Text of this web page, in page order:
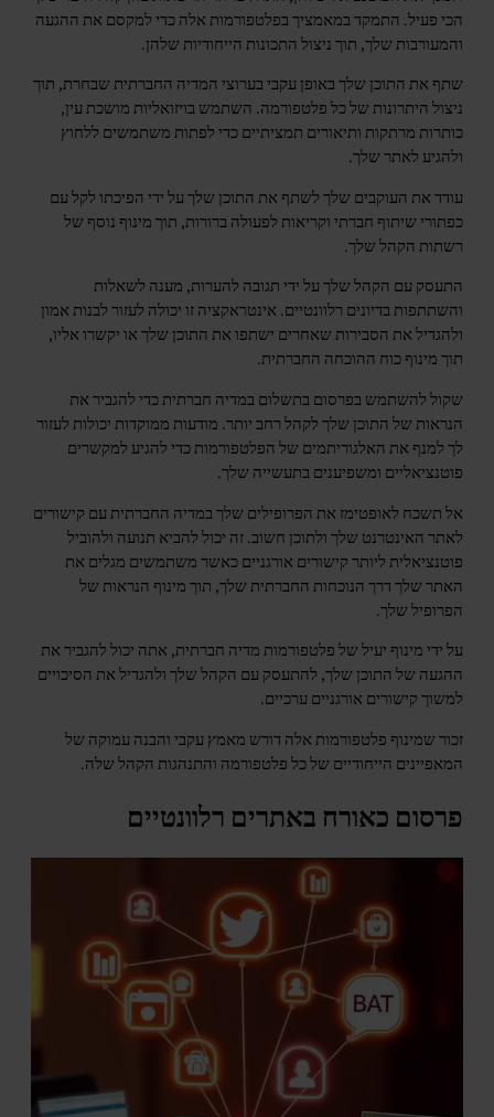
הכי פעיל. התמקד במאמציך בפלטפורמות אלה כדי למקסם את ההגעה
והמעורבות שלך, תוך ניצול התכונות הייחודיות שלהן.
שתף את התוכן שלך באופן עקבי בערוצי המדיה החברתית שבחרת, תוך
ניצול היתרונות של כל פלטפורמה. השתמש בויזואליות מושכת עין,
כותרות מרתקות ותיאורים תמציתיים כדי לפתות משתמשים ללחוץ
ולהגיע לאתר שלך.
עודד את העוקבים שלך לשתף את התוכן שלך על ידי הפיכתו לקל עם
כפתורי שיתוף חברתי וקריאות לפעולה ברורות, תוך מינוף נוסף של
רשתות הקהל שלך.
התעסק עם הקהל שלך על ידי תגובה להערות, מענה לשאלות
והשתתפות בדיונים רלוונטיים. אינטראקציה זו יכולה לעזור לבנות אמון
ולהגדיל את הסבירות שאחרים ישתפו את התוכן שלך או יקשרו אליו,
תוך מינוף כוח ההוכחה החברתית.
שקול להשתמש בפרסום בתשלום במדיה חברתית כדי להגביר את
הנראות של התוכן שלך לקהל רחב יותר. מודעות ממוקדות יכולות לעזור
לך למנף את האלגוריתמים של הפלטפורמות כדי להגיע למקשרים
פוטנציאליים ומשפיענים בתעשייה שלך.
אל תשכח לאופטימז את הפרופילים שלך במדיה החברתית עם קישורים
לאתר האינטרנט שלך ולתוכן חשוב. זה יכול להביא תנועה ולהוביל
פוטנציאלית ליותר קישורים אורגניים כאשר משתמשים מגלים את
האתר שלך דרך הנוכחות החברתית שלך, תוך מינוף הנראות של
הפרופיל שלך.
על ידי מינוף יעיל של פלטפורמות מדיה חברתית, אתה יכול להגביר את
ההגעה של התוכן שלך, להתעסק עם הקהל שלך ולהגדיל את הסיכויים
למשוך קישורים אורגניים ערכיים.
זכור שמינוף פלטפורמות אלה דורש מאמץ עקבי והבנה עמוקה של
המאפיינים הייחודיים של כל פלטפורמה והתנהגות הקהל שלה.
פרסום כאורח באתרים רלוונטיים